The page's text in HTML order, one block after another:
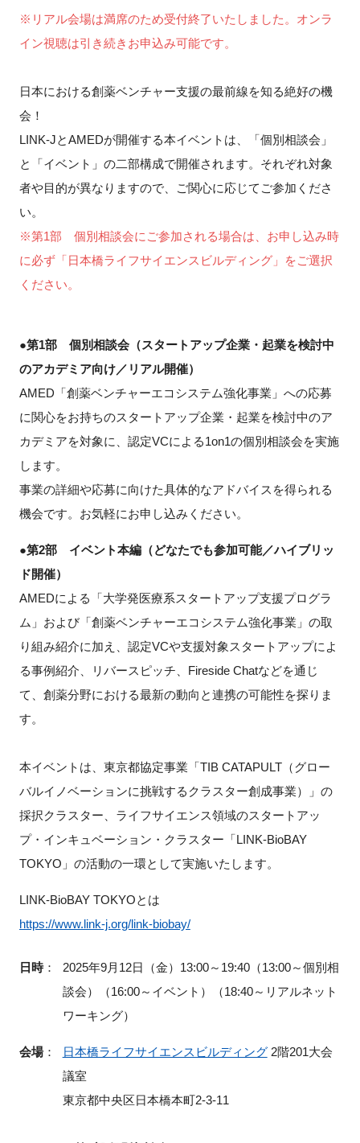
LINK-Jを知る
施設・アクセス
FAQ
イベントお知らせメール登録
※リアル会場は満席のため受付終了いたしました。オンラ
イン視聴は引き続きお申込み可能です。
日本における創薬ベンチャー支援の最前線を知る絶好の機
会！
LINK-JとAMEDが開催する本イベントは、「個別相談会」
と「イベント」の二部構成で開催されます。それぞれ対象
者や目的が異なりますので、ご関心に応じてご参加くださ
い。
※第1部 個別相談会にご参加される場合は、お申し込み時
に必ず「日本橋ライフサイエンスビルディング」をご選択
ください。
●第1部 個別相談会（スタートアップ企業・起業を検討中
のアカデミア向け／リアル開催）
AMED「創薬ベンチャーエコシステム強化事業」への応募
に関心をお持ちのスタートアップ企業・起業を検討中のア
カデミアを対象に、認定VCによる1on1の個別相談会を実施
します。
事業の詳細や応募に向けた具体的なアドバイスを得られる
機会です。お気軽にお申し込みください。
●第2部 イベント本編（どなたでも参加可能／ハイブリッ
ド開催）
AMEDによる「大学発医療系スタートアップ支援プログラ
ム」および「創薬ベンチャーエコシステム強化事業」の取
り組み紹介に加え、認定VCや支援対象スタートアップによ
る事例紹介、リバースピッチ、Fireside Chatなどを通じ
て、創薬分野における最新の動向と連携の可能性を探りま
す。
本イベントは、東京都協定事業「TIB CATAPULT（グロー
バルイノベーションに挑戦するクラスター創成事業）」の
採択クラスター、ライフサイエンス領域のスタートアッ
プ・インキュベーション・クラスター「LINK-BioBAY
TOKYO」の活動の一環として実施いたします。
LINK-BioBAY TOKYOとは
https://www.link-j.org/link-biobay/
日時：
2025年9月12日（金）13:00～19:40（13:00～個別相
談会）（16:00～イベント）（18:40～リアルネット
ワーキング）
会場： 日本橋ライフサイエンスビルディング2階201大会
議室
東京都中央区日本橋本町2-3-11